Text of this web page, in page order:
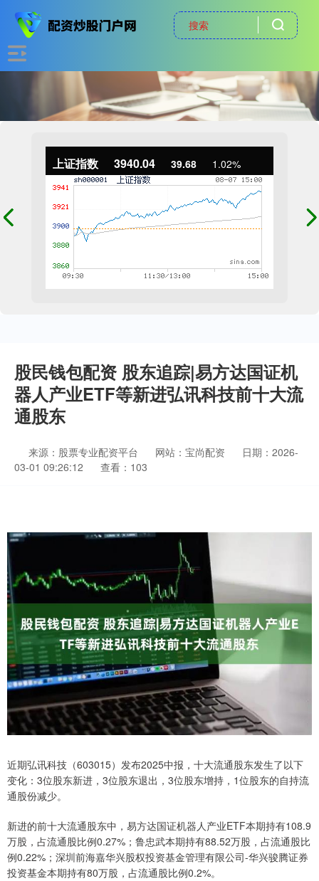
上证指数 3940.04 39.68 1.02%
股民钱包配资 股东追踪|易方达国证机
器人产业ETF等新进弘讯科技前十大流
通股东
来源：股票专业配资平台 网站：宝尚配资
日期：2026-
03-01 09:26:12
查看：103
近期弘讯科技（603015）发布2025中报，十大流通股东发生了以下
变化：3位股东新进，3位股东退出，3位股东增持，1位股东的自持流
通股份减少。
新进的前十大流通股东中，易方达国证机器人产业ETF本期持有108.9
万股，占流通股比例0.27%；鲁忠武本期持有88.52万股，占流通股比
例0.22%；深圳前海嘉华兴股权投资基金管理有限公司-华兴骏腾证券
投资基金本期持有80万股，占流通股比例0.2%。